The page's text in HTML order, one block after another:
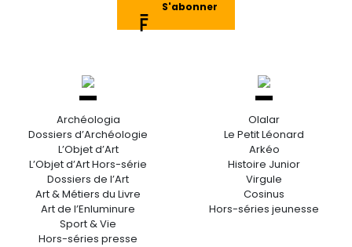
S'abonner
Archéologia
Dossiers d’Archéologie
L’Objet d’Art
L’Objet d’Art Hors-série
Dossiers de l’Art
Art & Métiers du Livre
Art de l’Enluminure
Sport & Vie
Hors-séries presse
Olalar
Le Petit Léonard
Arkéo
Histoire Junior
Virgule
Cosinus
Hors-séries jeunesse